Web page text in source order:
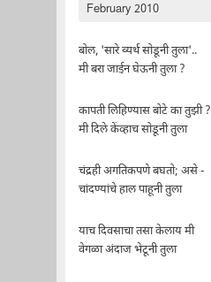
February 2010
बोल, 'सारे व्यर्थ सोडूनी तुला'..
मी बरा जाईन घेऊनी तुला ?
कापती लिहिण्यास बोटे का तुझी ?
मी दिले केंव्हाच सोडूनी तुला
चंद्रही अगतिकपणे बघतो; असे -
चांदण्यांचे हाल पाहूनी तुला
याच दिवसाचा तसा केलाय मी
वेगळा अंदाज भेटूनी तुला